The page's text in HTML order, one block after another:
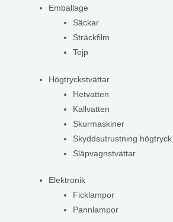
Emballage
Säckar
Sträckfilm
Tejp
Högtryckstvättar
Hetvatten
Kallvatten
Skurmaskiner
Skyddsutrustning högtryck
Släpvagnstvättar
Elektronik
Ficklampor
Pannlampor